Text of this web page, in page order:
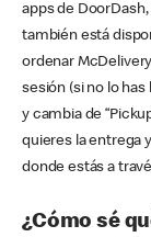
apps de
también está
ordenar
sesión (si no lo has
y cambia de
quieres la entrega
donde estás a
¿Cómo sé